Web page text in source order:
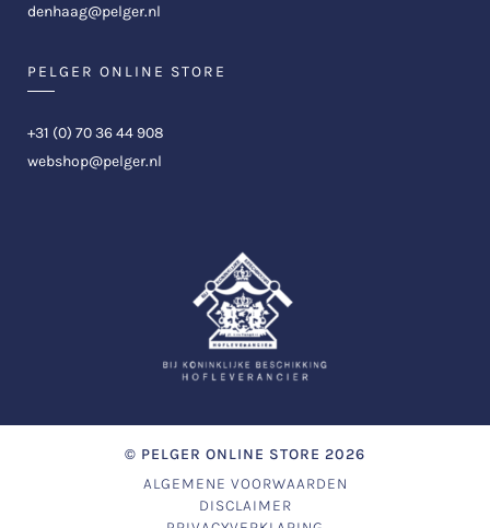
denhaag@pelger.nl
PELGER ONLINE STORE
+31 (0) 70 36 44 908
webshop@pelger.nl
© PELGER ONLINE STORE 2026
ALGEMENE VOORWAARDEN
DISCLAIMER